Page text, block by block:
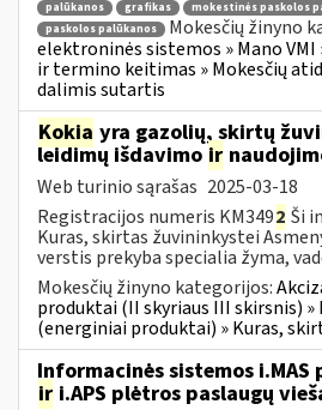
palūkanos grafikas
mokestinės paskolos
paskolos palūkanos
Mokesčių žinyno
elektroninės sistemos » Mano VMI
ir termino keitimas » Mokesčių
dalimis sutartis
Kokia yra gazolių, skirtų
leidimų išdavimo ir
Web turinio sąrašas 2025-03-18
Registracijos numeris KM3492 Ši
Kuras, skirtas žuvininkystei
verstis prekyba specialia žyma,
Mokesčių žinyno kategorijos:
produktai (II skyriaus III skirsnis)
(energiniai produktai) » Kuras,
Informacinės sistemos i.MAS
ir i.APS plėtros paslaugų